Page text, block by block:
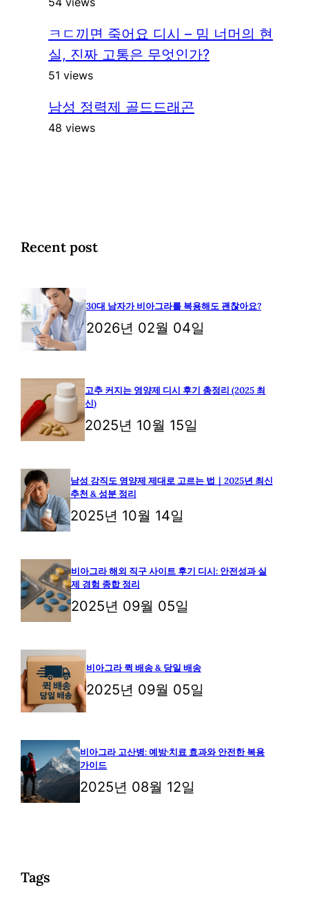
ㅋㄷ끼면 죽어요 디시 – 밈 너머의 현
실, 진짜 고통은 무엇인가?
51 views
남성 정력제 골드드래곤
48 views
Recent post
30대 남자가 비아그라를 복용해도 괜찮아요?
2026년 02월 04일
고추 커지는 영양제 디시 후기 총정리 (2025 최
신)
2025년 10월 15일
남성 강직도 영양제 제대로 고르는 법｜2025년 최신
추천 & 성분 정리
2025년 10월 14일
비아그라 해외 직구 사이트 후기 디시: 안전성과 실
제 경험 종합 정리
2025년 09월 05일
비아그라 퀵 배송 & 당일 배송
2025년 09월 05일
비아그라 고산병: 예방·치료 효과와 안전한 복용
가이드
2025년 08월 12일
Tags